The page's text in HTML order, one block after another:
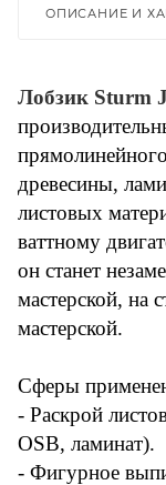
ОПИСАНИЕ И
Лобзик Sturm
древесины,
листовых
ваттному
он станет
мастерской, на
мастерской.
Сферы
- Раскрой
OSB, ламинат).
- Фигурное